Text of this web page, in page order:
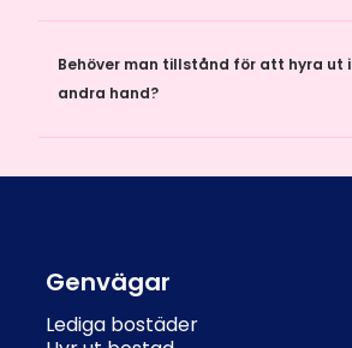
Behöver man tillstånd för att hyra ut i
andra hand?
Genvägar
Lediga bostäder